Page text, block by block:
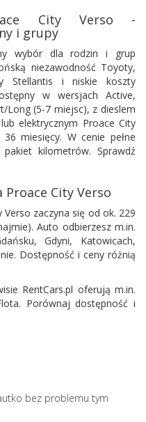
City Verso -
i grupy
wybór dla rodzin i grup
niezawodność Toyoty,
Stellantis i niskie koszty
w wersjach Active,
Long (5-7 miejsc), z dieslem
elektrycznym Proace City
miesięcy. W cenie pełne
kilometrów. Sprawdź
Proace City Verso
zaczyna się od ok. 229
Auto odbierzesz m.in.
Gdyni, Katowicach,
Dostępność i ceny różnią
RentCars.pl oferują m.in.
. Porównaj dostępność i
bez problemu tym